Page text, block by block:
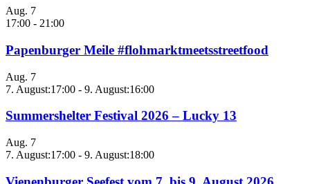
Aug. 7
17:00 - 21:00
Papenburger Meile #flohmarktmeetsstreetfood
Aug. 7
7. August:17:00 - 9. August:16:00
Summershelter Festival 2026 – Lucky 13
Aug. 7
7. August:17:00 - 9. August:18:00